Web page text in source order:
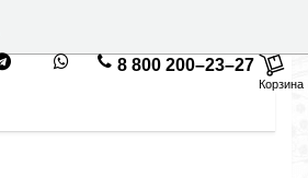
8 800 200–23–27
Корзина